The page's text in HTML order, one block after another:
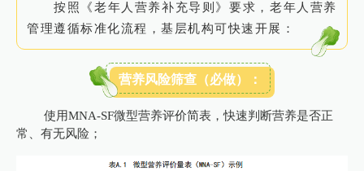
按照《老年人营养补充导则》要求，老年人营养
管理遵循标准化流程，基层机构可快速开展：
营养风险筛查（必做）：
使用MNA-SF微型营养评价简表，快速判断营养是否正
常、有无风险；